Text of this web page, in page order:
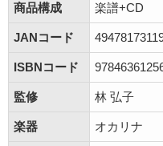
商品構成 楽譜+CD
JANコード
ISBNコード
監修 林 弘子
楽器 オカリナ